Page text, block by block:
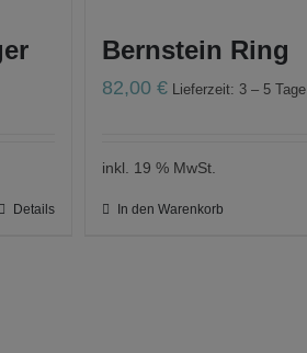
Details
Bernstein Ring
82,00€ Lieferzeit: 3 – 5 Tage
inkl. 19 % MwSt.
In den Warenkorb